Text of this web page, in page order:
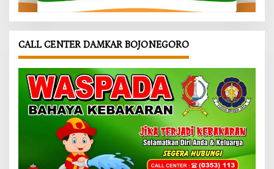
CALL CENTER DAMKAR BOJONEGORO